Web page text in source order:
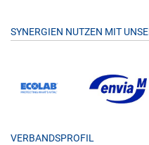
SYNERGIEN NUTZEN MIT
VERBANDSPROFIL